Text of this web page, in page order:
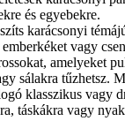
és egyebekre.
karácsonyi
emberkéket vagy
amelyeket
sálakra tűzhetsz.
klasszikus vagy
táskákra vagy